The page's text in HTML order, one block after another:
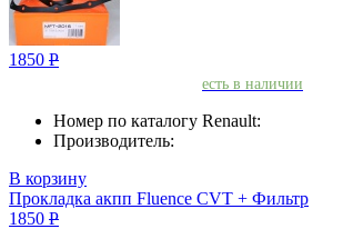
1850 Р
есть в наличии
Номер по каталогу Renault:
Производитель:
В корзину
Прокладка акпп Fluence CVT + Фильтр
1850 Р